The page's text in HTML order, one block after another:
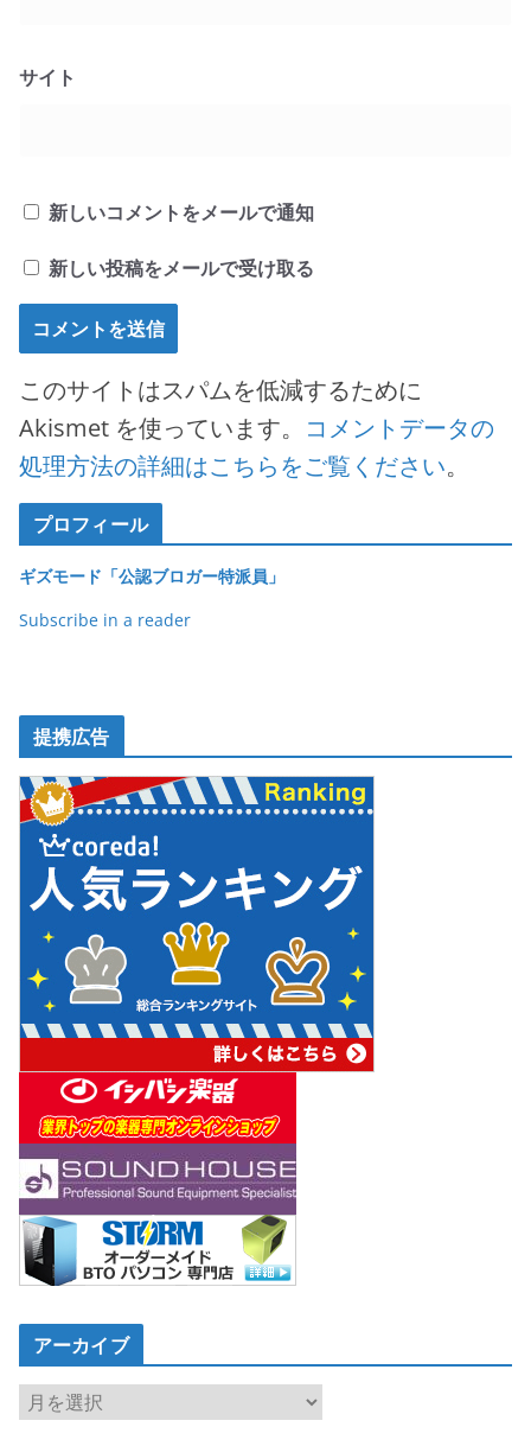
サイト
新しいコメントをメールで通知
新しい投稿をメールで受け取る
このサイトはスパムを低減するために
Akismet を使っています。 コメントデータの
処理方法の詳細はこちらをご覧ください。
プロフィール
ギズモード「公認ブロガー特派員」
Subscribe in a reader
提携広告
アーカイブ
ア